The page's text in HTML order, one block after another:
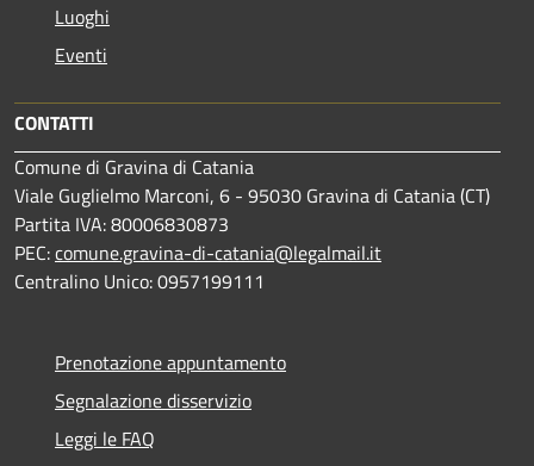
Luoghi
Eventi
CONTATTI
Comune di Gravina di Catania
Viale Guglielmo Marconi, 6 - 95030 Gravina di Catania (CT)
Partita IVA: 80006830873
PEC:comune.gravina-di-catania@legalmail.it
Centralino Unico: 0957199111
Prenotazione appuntamento
Segnalazione disservizio
Leggi le FAQ